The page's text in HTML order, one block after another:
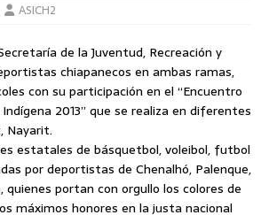
ASICH2
de la Juventud, Recreación y
chiapanecos en ambas ramas,
con su participación en el “Encuentro
2013” que se realiza en diferentes
Nayarit.
estatales de básquetbol, voleibol, futbol
por deportistas de Chenalhó, Palenque,
quienes portan con orgullo los colores de
máximos honores en la justa nacional